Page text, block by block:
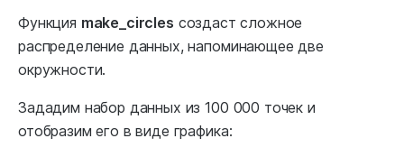
Функция make_circles создаст сложное
распределение данных, напоминающее две
окружности.
Зададим набор данных из 100 000 точек и
отобразим его в виде графика: